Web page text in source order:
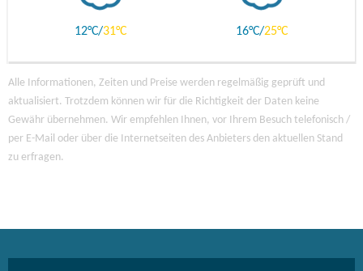
12 31 16 25
Alle Informationen, Zeiten und Preise werden regelmäßig geprüft und
aktualisiert. Trotzdem können wir für die Richtigkeit der Daten keine
Gewähr übernehmen. Wir empfehlen Ihnen, vor Ihrem Besuch telefonisch /
per E-Mail oder über die Internetseiten des Anbieters den aktuellen Stand
zu erfragen.